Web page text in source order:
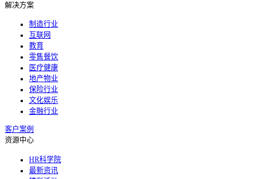
解决方案
制造行业
互联网
教育
零售餐饮
医疗健康
地产物业
保险行业
文化娱乐
金融行业
客户案例
资源中心
HR科学院
最新资讯